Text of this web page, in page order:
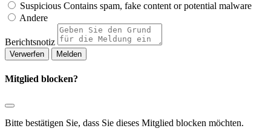
Suspicious Contains spam, fake content or potential malware
Andere
Berichtsnotiz
Melden
Mitglied blocken?
Bitte bestätigen Sie, dass Sie dieses Mitglied blocken möchten.